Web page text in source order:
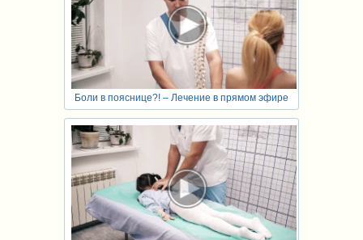
Боли в пояснице?! – Лечение в прямом эфире